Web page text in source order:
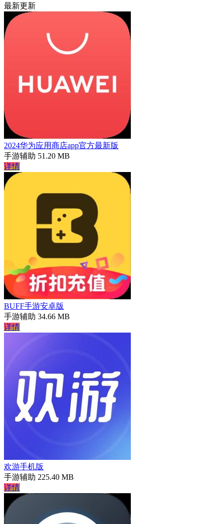
最新更新
2024华为应用商店app官方最新版
手游辅助 51.20 MB
详情
BUFF手游安卓版
手游辅助 34.66 MB
详情
欢游手机版
手游辅助 225.40 MB
详情